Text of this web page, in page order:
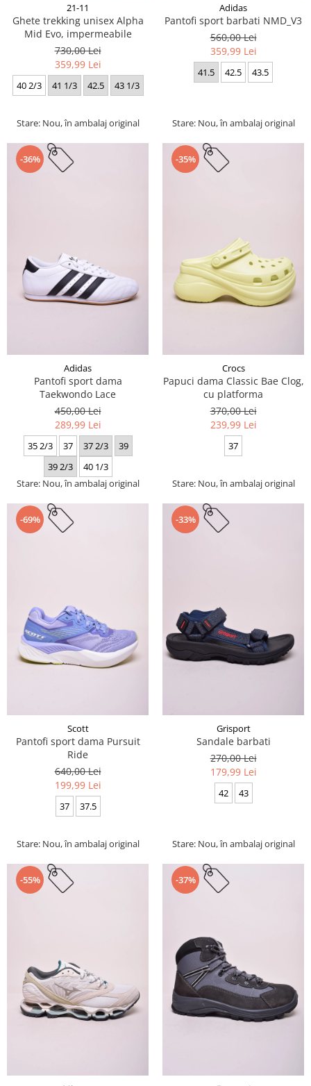
21-11
Ghete trekking unisex Alpha
Mid Evo, impermeabile
730,00 Lei
359,99 Lei
40 2/3 41 1/3 42.5 43 1/3
Stare: Nou, în ambalaj original
Adidas
Pantofi sport barbati NMD_V3
560,00 Lei
359,99 Lei
41.5 42.5 43.5
Stare: Nou, în ambalaj original
-36%
Adidas
Pantofi sport dama
Taekwondo Lace
450,00 Lei
289,99 Lei
35 2/3 37 37 2/3
39
39 2/3
40 1/3
Stare: Nou, în ambalaj original
-35%
Crocs
Papuci dama Classic Bae Clog,
cu platforma
370,00 Lei
239,99 Lei
37
Stare: Nou, în ambalaj original
-69%
Scott
Pantofi sport dama Pursuit
Ride
640,00 Lei
199,99 Lei
37 37.5
Stare: Nou, în ambalaj original
-33%
Grisport
Sandale barbati
270,00 Lei
179,99 Lei
42 43
Stare: Nou, în ambalaj original
-55% -37%